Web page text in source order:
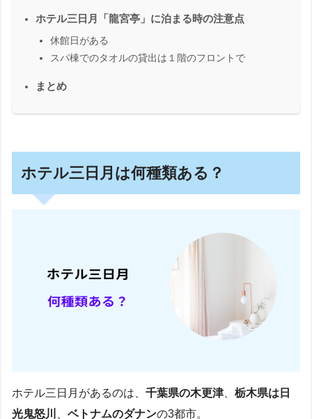
ホテル三日月「龍宮亭」に泊まる時の注意点
休館日がある
スパ棟でのタオルの貸出は１階のフロントで
まとめ
ホテル三日月は何種類ある？
ホテル三日月があるのは、 千葉県の木更津
栃木県は日
光鬼怒川
ベトナムのダナンの3都市。